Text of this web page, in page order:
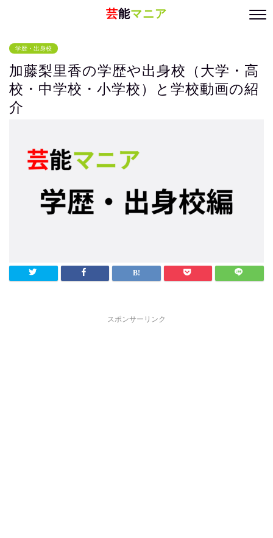
芸能マニア
学歴・出身校
加藤梨里香の学歴や出身校（大学・高
校・中学校・小学校）と学校動画の紹
介
スポンサーリンク